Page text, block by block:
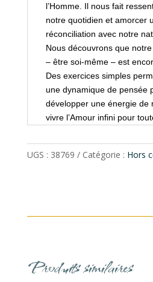
l’Homme. Il nous fait
notre quotidien et amorcer
réconciliation avec notre
Nous découvrons que
– être soi-même – est
Des exercices simples
une dynamique de pensée
développer une énergie de
vivre l’Amour infini pour
UGS : 38769 Catégorie : Hors
Produits similaires